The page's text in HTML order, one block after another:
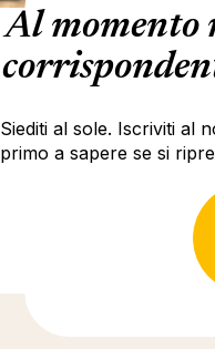
Al momento
Siediti al sole. Iscriviti al
primo a sapere se si